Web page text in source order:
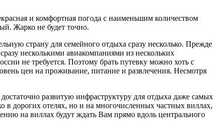
и комфортная погода с наименьшим количеством
Жарко не будет точно.
страну для семейного отдыха сразу несколько. Прежде
несколькими авиакомпаниями из нескольких
не требуется. Поэтому брать путевку можно хоть с
цен на проживание, питание и развлечения. Несмотря
развитую инфраструктуру для отдыха даже самых
в дорогих отелях, но и на многочисленных частных виллах,
на виллах будут ждать Вам прямо вдоль центрального